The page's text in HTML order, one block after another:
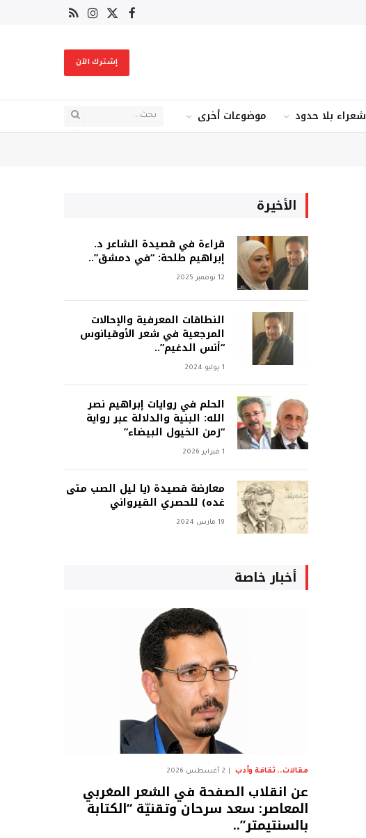
فيسبوك
X
الانستغرام
RSS
إشترك الآن
شعراء بلا حدود موضوعات أخرى
الأخيرة
قراءة في قصيدة الشاعر د.
إبراهيم طلحة: “في دمشق”..
12 نوفمبر 2025
النطاقات المعرفية والإحالات
المرجعية في شعر الأوقيانوس
“أنس الدغيم”..
1 يوليو 2024
الحلم في روايات إبراهيم نصر
الله: البنية والدلالة عبر رواية
“زمن الخيول البيضاء”
1 فبراير 2026
معارضة قصيدة (يا ليل الصب متى
غده) للحصري القيرواني
19 مارس 2024
أخبار خاصة
مقالات.. ثقافة وأدب 2 أغسطس 2026
عن انقلاب الصفحة في الشعر المغربي
المعاصر: سعد سرحان وتقنيّة “الكتابة
بالسنتيمتر”..